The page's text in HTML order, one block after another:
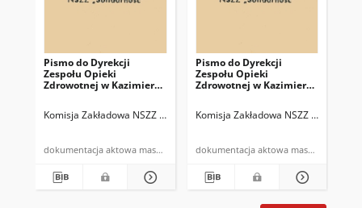
Pismo do Dyrekcji
Zespołu Opieki
Zdrowotnej w Kazimierzy
pracy Kasy Zapomogowo-
Komisja Zakładowa NSZZ "Solidarność" w ZOZ w Kazimierzy Wielkiej
dokumentacja aktowa maszynopis
Pismo do Dyrekcji
Zespołu Opieki
Zdrowotnej w Kazimierzy
Komisja Zakładowa NSZZ
dokumentacja aktowa maszynopis